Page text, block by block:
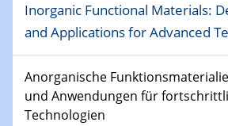
09.01.2024
Kolloquium CRC 1242
Bewerbungsvorrtag
Technische Chemie – Technisch-
Chemie für die Wasserforschung
Inorganic Functional Materials:
and Applications for Advanced
Anorganische
und Anwendungen für
Technologien